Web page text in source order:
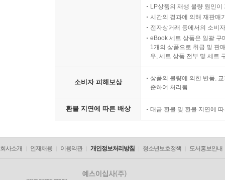
LP상품의 재생 불량 원인
시간의 경과에 의해 재판매
전자상거래 등에서의 소비
eBook 세트 상품은 일괄 구
1개의 상품으로 취급 및 판
우, 세트 상품 전부 및 세트
소비자 피해보상
상품의 불량에 의한 반품,
준하여 처리됨
환불 지연에 따른 배상 대금 환불 및 환불 지연에
회사소개 인재채용 이용약관 개인정보처리방침 청소년보호정책 도서홍보안내